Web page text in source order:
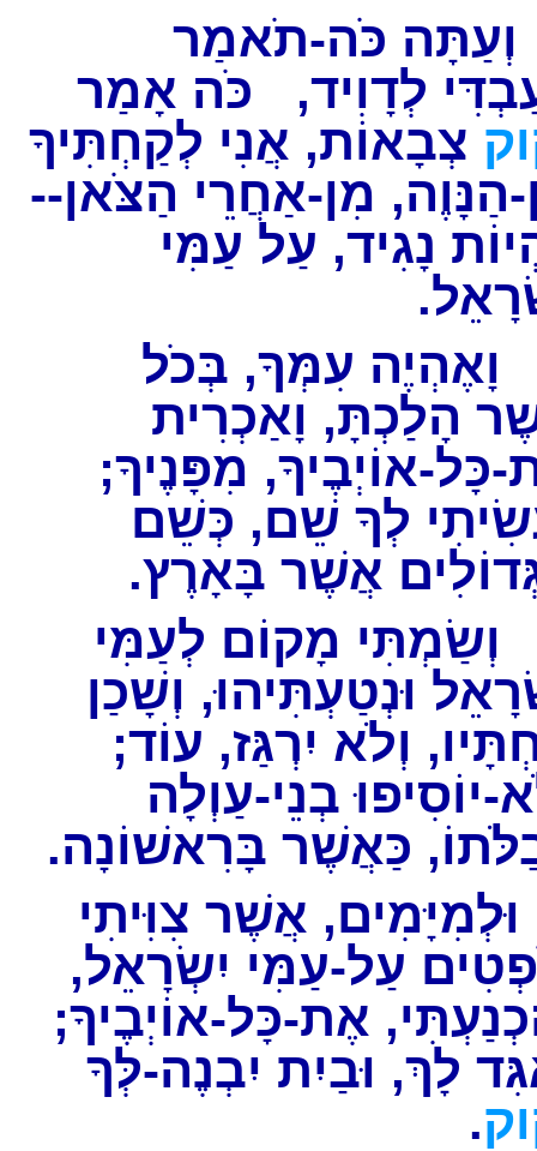
כֹּה-תֹאמַר
לְדָוִיד, כֹּה אָמַר
צְבָאוֹת, אֲנִי לְקַחְתִּיךָ
הַנָּוֶה, מִן-אַחֲרֵי הַצֹּאן--
נָגִיד, עַל עַמִּי
עִמְּךָ, בְּכֹל
הָלַכְתָּ, וָאַכְרִית
כָּל-אוֹיְבֶיךָ, מִפָּנֶיךָ;
לְךָ שֵׁם, כְּשֵׁם
אֲשֶׁר בָּאָרֶץ.
מָקוֹם לְעַמִּי
וּנְטַעְתִּיהוּ, וְשָׁכַן
וְלֹא יִרְגַּז, עוֹד;
יוֹסִיפוּ בְנֵי-עַוְלָה
כַּאֲשֶׁר בָּרִאשׁוֹנָה.
אֲשֶׁר צִוִּיתִי
עַל-עַמִּי יִשְׂרָאֵל,
אֶת-כָּל-אוֹיְבֶיךָ;
לָךְ, וּבַיִת יִבְנֶה-לְּךָ
.